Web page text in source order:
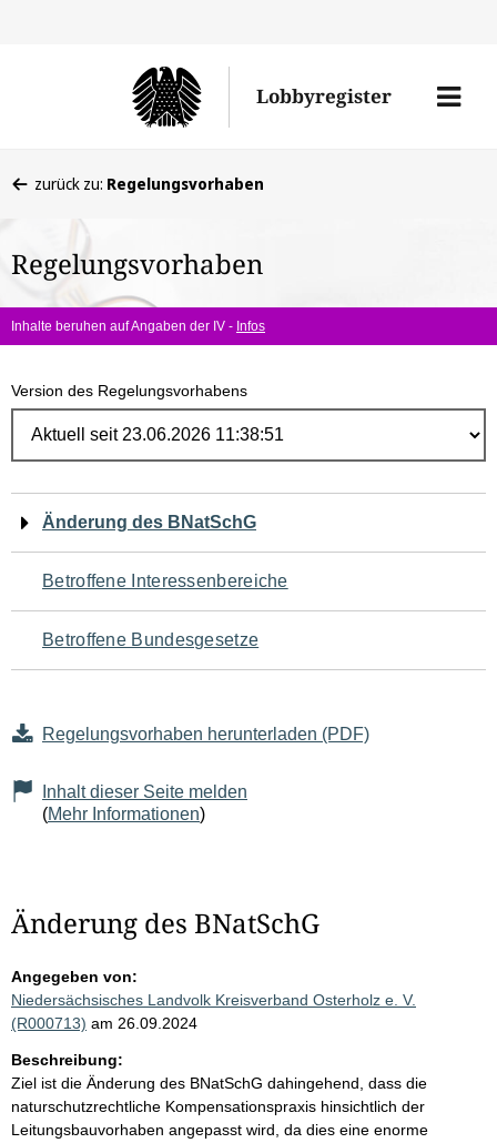
Lobbyregister
Menü
befinden
hier:
zurück zu: Regelungsvorhaben
Regelungsvorhaben
Inhalte beruhen auf Angaben der IV - Infos
Version des Regelungsvorhabens
Navigation
für
den
Seiteninhalt
Änderung des BNatSchG
Betroffene Interessenbereiche
Betroffene Bundesgesetze
Regelungsvorhaben herunterladen (PDF)
Inhalt dieser Seite melden
(Mehr Informationen)
Änderung des BNatSchG
Angegeben von:
Niedersächsisches Landvolk Kreisverband Osterholz e. V.
(R000713) am 26.09.2024
Beschreibung:
Ziel ist die Änderung des BNatSchG dahingehend, dass die
naturschutzrechtliche Kompensationspraxis hinsichtlich der
Leitungsbauvorhaben angepasst wird, da dies eine enorme